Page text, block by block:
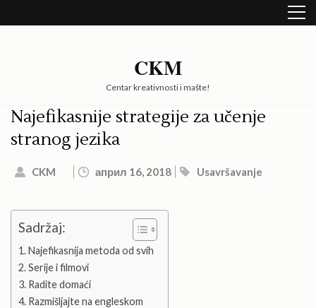
to
CKM
Centar kreativnosti i mašte!
Najefikasnije strategije za učenje
stranog jezika
CKM април 16, 2018 Usavršavanje
Sadržaj:
Najefikasnija metoda od svih
Serije i filmovi
Radite domaći
Razmišljajte na engleskom